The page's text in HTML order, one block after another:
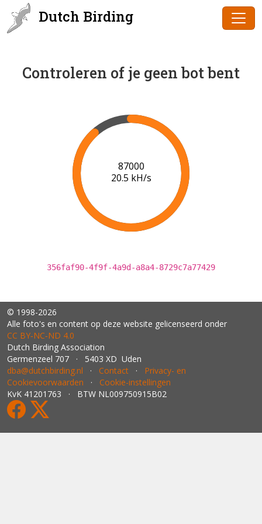
Dutch Birding
Controleren of je geen bot bent
88000
20.6 kH/s
356faf90-4f9f-4a9d-a8a4-8729c7a77429
© 1998-2026
Alle foto's en content op deze website gelicenseerd onder
CC BY‑NC‑ND 4.0
Dutch Birding Association
Germenzeel 707 · 5403 XD Uden
dba@dutchbirding.nl · Contact · Privacy- en
Cookievoorwaarden · Cookie-instellingen
KvK 41201763 · BTW NL009750915B02